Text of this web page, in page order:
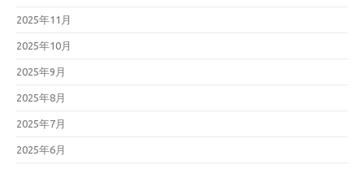
2025年11月
2025年10月
2025年9月
2025年8月
2025年7月
2025年6月